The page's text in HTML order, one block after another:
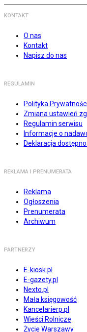
KONTAKT
O nas
Kontakt
Napisz do nas
REGULAMIN
Polityka Prywatności
Zmiana ustawień
Regulamin serwisu
Informacje o
Deklaracja
REKLAMA I PRENUMERATA
Reklama
Ogłoszenia
Prenumerata
Archiwum
PARTNERZY
E-kiosk.pl
E-gazety.pl
Nexto.pl
Mała księgowość
Kancelarierp.pl
Wieści Rolnicze
Życie Warszawy